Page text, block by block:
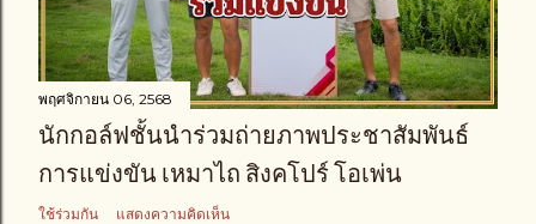
พฤศจิกายน 06, 2568
นักกอล์ฟชั้นนำร่วมถ่ายภาพประชาสัมพันธ์
การแข่งขัน เหมาไถ สิงคโปร์ โอเพ่น
ใช้ร่วมกัน แสดงความคิดเห็น